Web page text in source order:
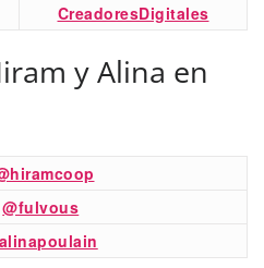
CreadoresDigitales
y Alina en
@fulvous